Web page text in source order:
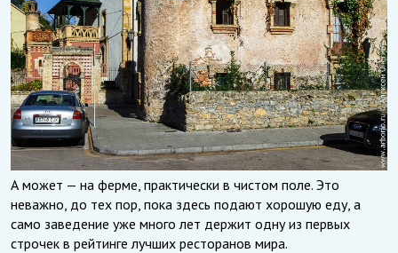
А может — на ферме, практически в чистом поле. Это
неважно, до тех пор, пока здесь подают хорошую еду, а
само заведение уже много лет держит одну из первых
строчек в рейтинге лучших ресторанов мира.